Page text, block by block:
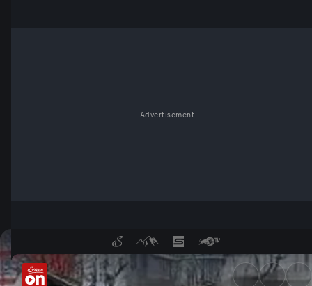
Advertisement
Filmen anstatt zu helfen? -